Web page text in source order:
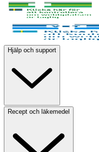
Hjälp och support
Recept och läkemedel